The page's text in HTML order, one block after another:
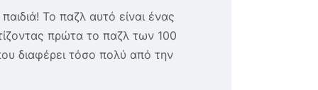
Το παζλ αυτό είναι ένας
πρώτα το παζλ των 100
διαφέρει τόσο πολύ από την